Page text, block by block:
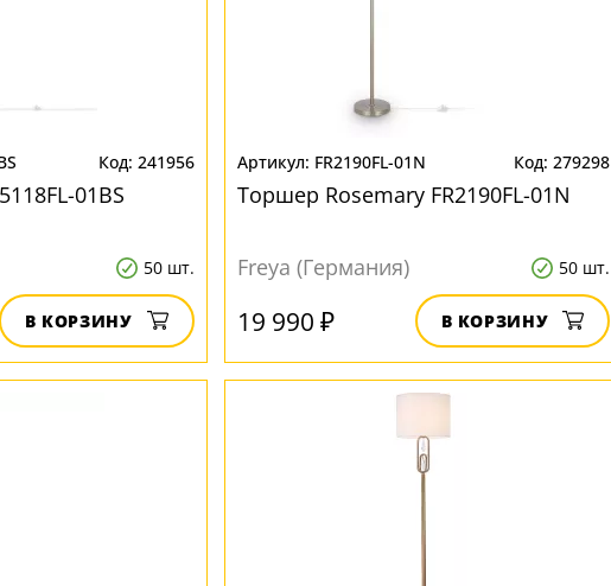
241956
01BS
50 шт.
В КОРЗИНУ
FR2190FL-01N 279298
Торшер Rosemary FR2190FL-01N
Freya (Германия) 50 шт.
19 990 ₽ В КОРЗИНУ